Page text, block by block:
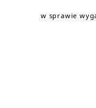
w sprawie